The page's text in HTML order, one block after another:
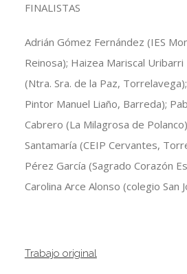
FINALISTAS
Adrián Gómez Fernández (IES
Reinosa); Haizea Mariscal Uribarri
(Ntra. Sra. de la Paz,
Pintor Manuel Liaño, Barreda);
Cabrero (La Milagrosa de
Santamaría (CEIP Cervantes,
Pérez García (Sagrado Corazón
Carolina Arce Alonso (colegio San
Trabajo original